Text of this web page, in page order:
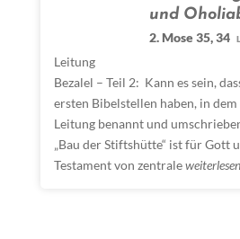
und
2. Mose 35, 34
Leitung
Bezalel – Teil 2: Kann es sein,
ersten Bibelstellen haben, in dem
Leitung benannt und
„Bau der Stiftshütte“ ist für Gott
Testament von zentraleweiterlesen